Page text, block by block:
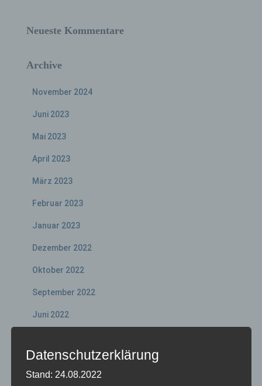
Neueste Kommentare
Archive
November 2024
Juni 2023
Mai 2023
April 2023
März 2023
Februar 2023
Januar 2023
Dezember 2022
Oktober 2022
September 2022
Juni 2022
April 2022
Datenschutzerklärung
Stand: 24.08.2022